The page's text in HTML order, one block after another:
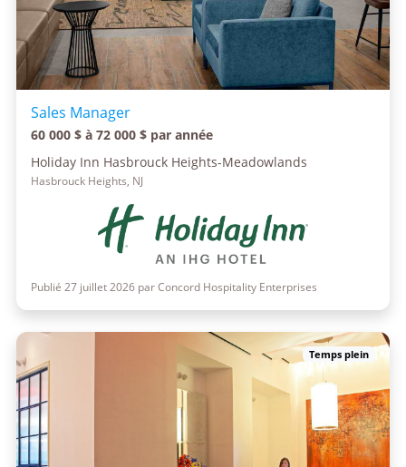
Sales Manager
60 000 $ à 72 000 $ par année
Holiday Inn Hasbrouck Heights-Meadowlands
Hasbrouck Heights, NJ
Publié 27 juillet 2026 par Concord Hospitality Enterprises
Temps plein